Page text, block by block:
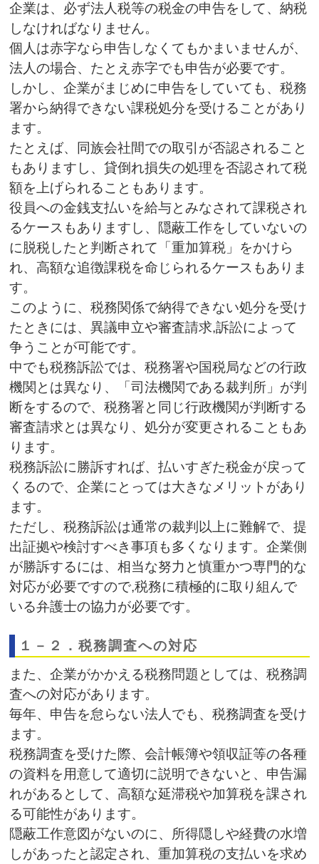
企業は、必ず法人税等の税金の申告をして、納税
しなければなりません。
個人は赤字なら申告しなくてもかまいませんが、
法人の場合、たとえ赤字でも申告が必要です。
しかし、企業がまじめに申告をしていても、税務
署から納得できない課税処分を受けることがあり
ます。
たとえば、同族会社間での取引が否認されること
もありますし、貸倒れ損失の処理を否認されて税
額を上げられることもあります。
役員への金銭支払いを給与とみなされて課税され
るケースもありますし、隠蔽工作をしていないの
に脱税したと判断されて「重加算税」をかけら
れ、高額な追徴課税を命じられるケースもありま
す。
このように、税務関係で納得できない処分を受け
たときには、異議申立や審査請求,訴訟によって
争うことが可能です。
中でも税務訴訟では、税務署や国税局などの行政
機関とは異なり、「司法機関である裁判所」が判
断をするので、税務署と同じ行政機関が判断する
審査請求とは異なり、処分が変更されることもあ
ります。
税務訴訟に勝訴すれば、払いすぎた税金が戻って
くるので、企業にとっては大きなメリットがあり
ます。
ただし、税務訴訟は通常の裁判以上に難解で、提
出証拠や検討すべき事項も多くなります。企業側
が勝訴するには、相当な努力と慎重かつ専門的な
対応が必要ですので,税務に積極的に取り組んで
いる弁護士の協力が必要です。
１－２．税務調査への対応
また、企業がかかえる税務問題としては、税務調
査への対応があります。
毎年、申告を怠らない法人でも、税務調査を受け
ます。
税務調査を受けた際、会計帳簿や領収証等の各種
の資料を用意して適切に説明できないと、申告漏
れがあるとして、高額な延滞税や加算税を課され
る可能性があります。
隠蔽工作意図がないのに、所得隠しや経費の水増
しがあったと認定され、重加算税の支払いを求め